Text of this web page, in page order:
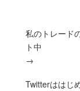
私のトレード
ト中
→
Twitterははじ